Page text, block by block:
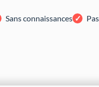
Sans connaissances